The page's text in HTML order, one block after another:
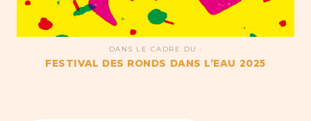
DANS LE CADRE DU :
FESTIVAL DES RONDS DANS L’EAU 2025